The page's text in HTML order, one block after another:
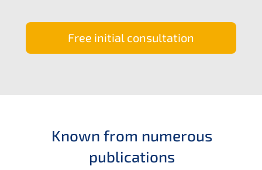
Free initi­al consultation
Known from numerous
publications